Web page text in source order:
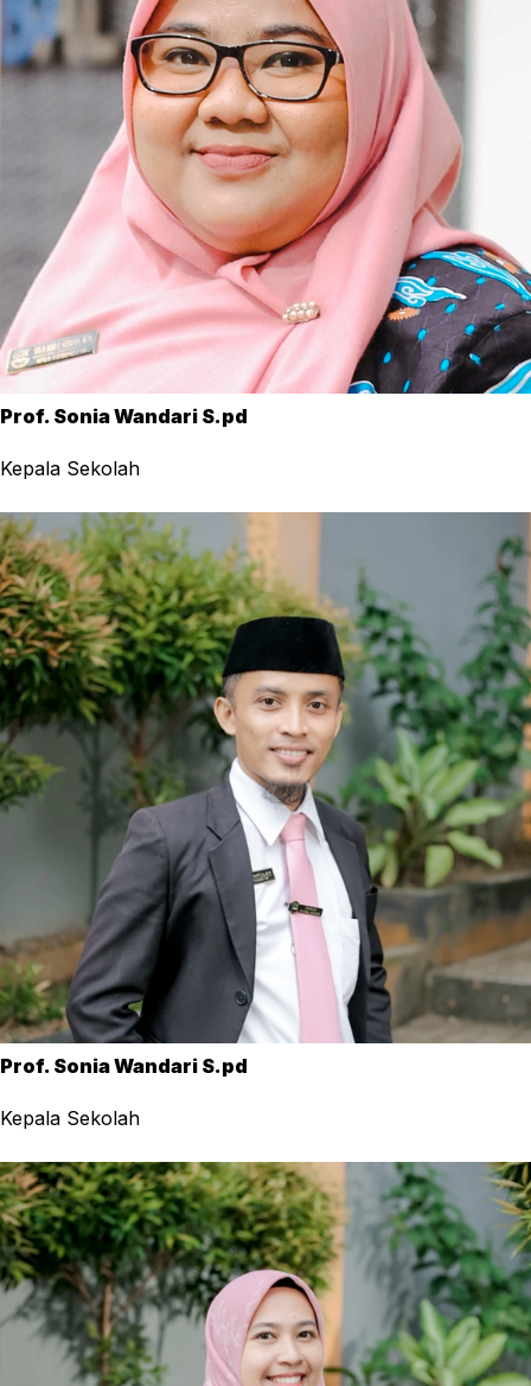
Prof. Sonia Wandari S.pd
Kepala Sekolah
Prof. Sonia Wandari S.pd
Kepala Sekolah